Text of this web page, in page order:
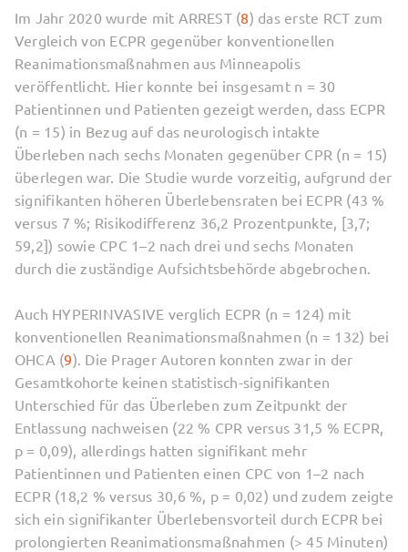
Im Jahr 2020 wurde mit ARREST (8) das erste RCT zum
Vergleich von ECPR gegenüber konventionellen
Reanimationsmaßnahmen aus Minneapolis
veröffentlicht. Hier konnte bei insgesamt n = 30
Patientinnen und Patienten gezeigt werden, dass ECPR
(n = 15) in Bezug auf das neurologisch intakte
Überleben nach sechs Monaten gegenüber CPR (n = 15)
überlegen war. Die Studie wurde vorzeitig, aufgrund der
signifikanten höheren Überlebensraten bei ECPR (43 %
versus 7 %; Risikodifferenz 36,2 Prozentpunkte, [3,7;
59,2]) sowie CPC 1–2 nach drei und sechs Monaten
durch die zuständige Aufsichtsbehörde abgebrochen.
Auch HYPERINVASIVE verglich ECPR (n = 124) mit
konventionellen Reanimationsmaßnahmen (n = 132) bei
OHCA (9). Die Prager Autoren konnten zwar in der
Gesamtkohorte keinen statistisch-signifikanten
Unterschied für das Überleben zum Zeitpunkt der
Entlassung nachweisen (22 % CPR versus 31,5 % ECPR,
p = 0,09), allerdings hatten signifikant mehr
Patientinnen und Patienten einen CPC von 1–2 nach
ECPR (18,2 % versus 30,6 %, p = 0,02) und zudem zeigte
sich ein signifikanter Überlebensvorteil durch ECPR bei
prolongierten Reanimationsmaßnahmen (> 45 Minuten)